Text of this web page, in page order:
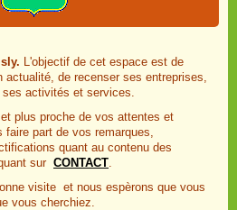
L'objectif de cet espace est de
actualité, de recenser ses entreprises,
activités et services.
plus proche de vos attentes et
faire part de vos remarques,
quant au contenu des
sur CONTACT.
visite et nous espèrons que vous
vous cherchiez.